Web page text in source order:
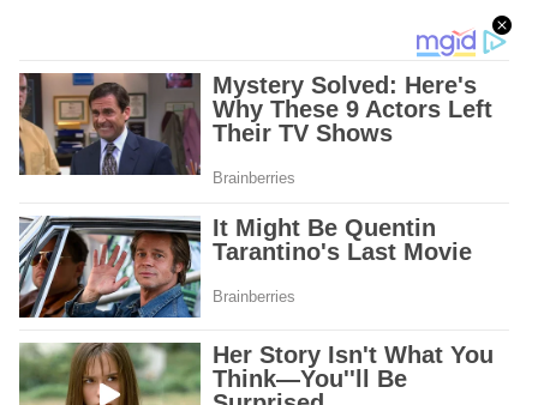
Advertisement